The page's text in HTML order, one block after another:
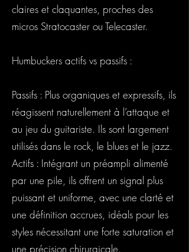
claires et claquantes, proches des
micros Stratocaster ou Telecaster.
Humbuckers actifs vs passifs :
Passifs : Plus organiques et expressifs, ils
réagissent naturellement à l’attaque et
au jeu du guitariste. Ils sont largement
utilisés dans le rock, le blues et le jazz.
Actifs : Intégrant un préampli alimenté
par une pile, ils offrent un signal plus
puissant et uniforme, avec une clarté et
une définition accrues, idéals pour les
styles nécessitant une forte saturation et
une précision chirurgicale.